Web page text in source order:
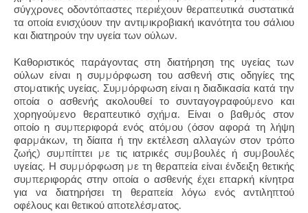
σύγχρονες οδοντόπαστες περιέχουν θεραπευτικά συστατικά
τα οποία ενισχύουν την αντιμικροβιακή ικανότητα του σάλιου
και διατηρούν την υγεία των ούλων.
Καθοριστικός παράγοντας στη διατήρηση της υγείας των
ούλων είναι η συμμόρφωση του ασθενή στις οδηγίες της
στοματικής υγείας. Συμμόρφωση είναι η διαδικασία κατά την
οποία ο ασθενής ακολουθεί το συνταγογραφούμενο και
χορηγούμενο θεραπευτικό σχήμα. Είναι ο βαθμός στον
οποίο η συμπεριφορά ενός ατόμου (όσον αφορά τη λήψη
φαρμάκων, τη δίαιτα ή την εκτέλεση αλλαγών στον τρόπο
ζωής) συμπίπτει με τις ιατρικές συμβουλές ή συμβουλές
υγείας. Η συμμόρφωση με τη θεραπεία είναι ένδειξη θετικής
συμπεριφοράς στην οποία ο ασθενής έχει επαρκή κίνητρα
για να διατηρήσει τη θεραπεία λόγω ενός αντιληπτού
οφέλους και θετικού αποτελέσματος.